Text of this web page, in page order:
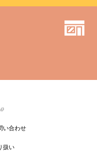
い合わせ
扱い